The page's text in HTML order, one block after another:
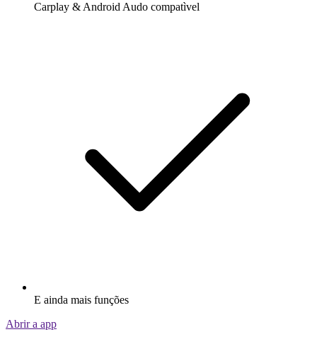
Carplay & Android Audo compatìvel
E ainda mais funções
Abrir a app